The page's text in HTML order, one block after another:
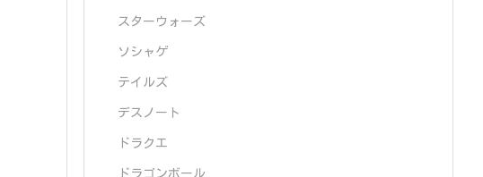
スターウォーズ
ソシャゲ
テイルズ
デスノート
ドラクエ
ドラゴンボール